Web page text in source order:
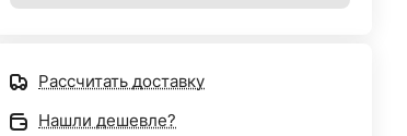
Рассчитать доставку
Нашли дешевле?